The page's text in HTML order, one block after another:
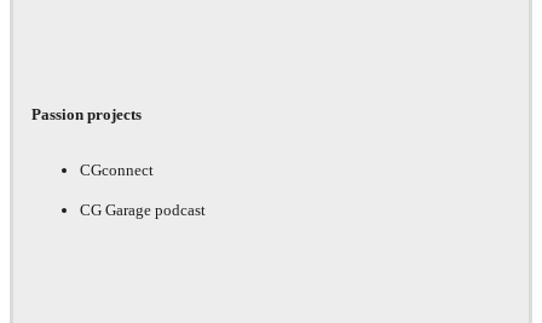
Passion projects
CGconnect
CG Garage podcast